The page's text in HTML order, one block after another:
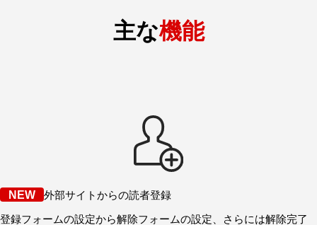
主な機能
NEW
外部サイトからの読者登録
登録フォームの設定から解除フォームの設定、さらには解除完了